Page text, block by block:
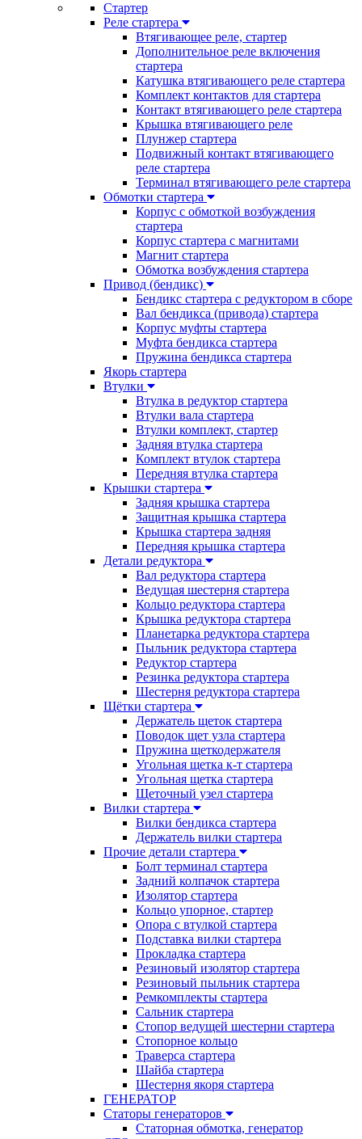
Стартер
Реле стартера
Втягивающее реле, стартер
Дополнительное реле включения
стартера
Катушка втягивающего реле стартера
Комплект контактов для стартера
Контакт втягивающего реле стартера
Крышка втягивающего реле
Плунжер стартера
Подвижный контакт втягивающего
реле стартера
Терминал втягивающего реле стартера
Обмотки стартера
Корпус с обмоткой возбуждения
стартера
Корпус стартера с магнитами
Магнит стартера
Обмотка возбуждения стартера
Привод (бендикс)
Бендикс стартера с редуктором в сборе
Вал бендикса (привода) стартера
Корпус муфты стартера
Муфта бендикса стартера
Пружина бендикса стартера
Якорь стартера
Втулки
Втулка в редуктор стартера
Втулки вала стартера
Втулки комплект, стартер
Задняя втулка стартера
Комплект втулок стартера
Передняя втулка стартера
Крышки стартера
Задняя крышка стартера
Защитная крышка стартера
Крышка стартера задняя
Передняя крышка стартера
Детали редуктора
Вал редуктора стартера
Ведущая шестерня стартера
Кольцо редуктора стартера
Крышка редуктора стартера
Планетарка редуктора стартера
Пыльник редуктора стартера
Редуктор стартера
Резинка редуктора стартера
Шестерня редуктора стартера
Щётки стартера
Держатель щеток стартера
Поводок щет узла стартера
Пружина щеткодержателя
Угольная щетка к-т стартера
Угольная щетка стартера
Щеточный узел стартера
Вилки стартера
Вилки бендикса стартера
Держатель вилки стартера
Прочие детали стартера
Болт терминал стартера
Задний колпачок стартера
Изолятор стартера
Кольцо упорное, стартер
Опора с втулкой стартера
Подставка вилки стартера
Прокладка стартера
Резиновый изолятор стартера
Резиновый пыльник стартера
Ремкомплекты стартера
Сальник стартера
Стопор ведущей шестерни стартера
Стопорное кольцо
Траверса стартера
Шайба стартера
Шестерня якоря стартера
ГЕНЕРАТОР
Статоры генераторов
Статорная обмотка, генератор